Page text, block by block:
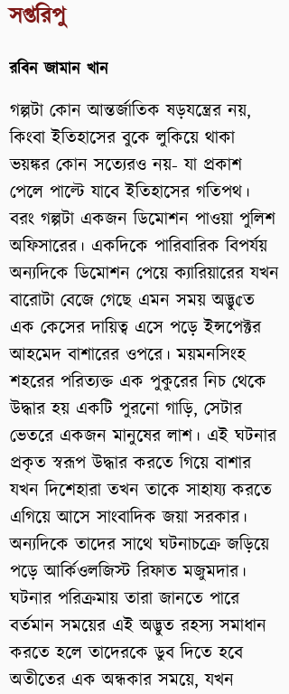
সপ্তরিপু
রবিন জামান খান
গল্পটা কোন আন্তর্জাতিক ষড়যন্ত্রের নয়,
কিংবা ইতিহাসের বুকে লুকিয়ে থাকা
ভয়ঙ্কর কোন সত্যেরও নয়- যা প্রকাশ
পেলে পাল্টে যাবে ইতিহাসের গতিপথ।
বরং গল্পটা একজন ডিমোশন পাওয়া পুলিশ
অফিসারের। একদিকে পারিবারিক বিপর্যয়
অন্যদিকে ডিমোশন পেয়ে ক্যারিয়ারের যখন
বারোটা বেজে গেছে এমন সময় অদ্ভু¢ত
এক কেসের দায়িত্ব এসে পড়ে ইন্সপেক্টর
আহমেদ বাশারের ওপরে। ময়মনসিংহ
শহরের পরিত্যক্ত এক পুকুরের নিচ থেকে
উদ্ধার হয় একটি পুরনো গাড়ি, সেটার
ভেতরে একজন মানুষের লাশ। এই ঘটনার
প্রকৃত স্বরূপ উদ্ধার করতে গিয়ে বাশার
যখন দিশেহারা তখন তাকে সাহায্য করতে
এগিয়ে আসে সাংবাদিক জয়া সরকার।
অন্যদিকে তাদের সাথে ঘটনাচক্রে জড়িয়ে
পড়ে আর্কিওলজিস্ট রিফাত মজুমদার।
ঘটনার পরিক্রমায় তারা জানতে পারে
বর্তমান সময়ের এই অদ্ভুত রহস্য সমাধান
করতে হলে তাদেরকে ডুব দিতে হবে
অতীতের এক অন্ধকার সময়ে, যখন